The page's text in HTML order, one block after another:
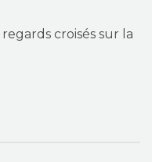
croisés sur la